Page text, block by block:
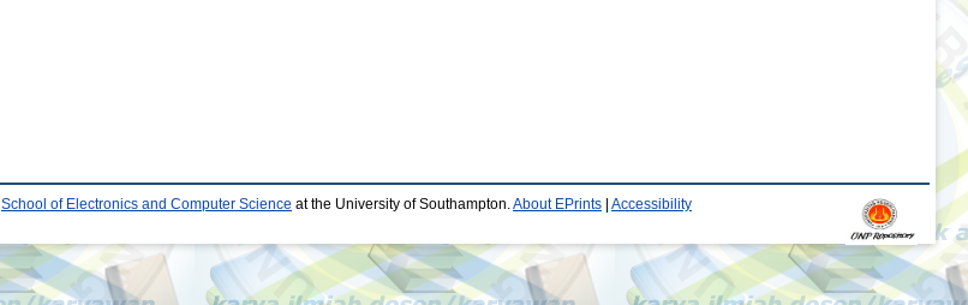
School of Electronics and Computer Science at the University of Southampton.About EPrints Accessibility